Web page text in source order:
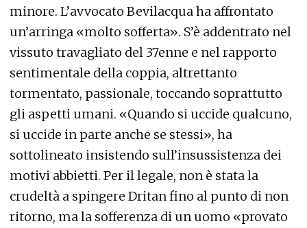
minore. L’avvocato Bevilacqua ha affrontato
un’arringa «molto sofferta». S’è addentrato nel
vissuto travagliato del 37enne e nel rapporto
sentimentale della coppia, altrettanto
tormentato, passionale, toccando soprattutto
gli aspetti umani. «Quando si uccide qualcuno,
si uccide in parte anche se stessi», ha
sottolineato insistendo sull’insussistenza dei
motivi abbietti. Per il legale, non è stata la
crudeltà a spingere Dritan fino al punto di non
ritorno, ma la sofferenza di un uomo «provato